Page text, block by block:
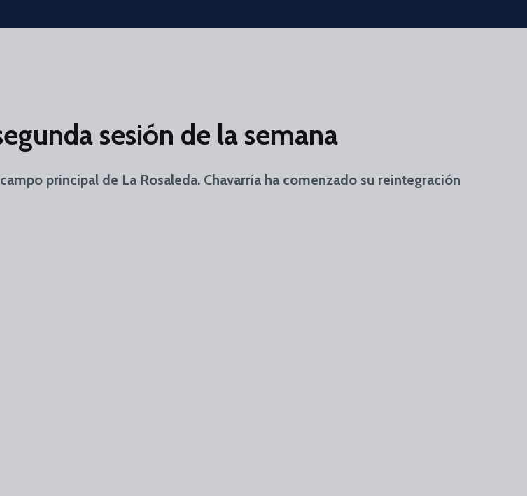
sesión de la semana
principal de La Rosaleda. Chavarría ha comenzado su reintegración